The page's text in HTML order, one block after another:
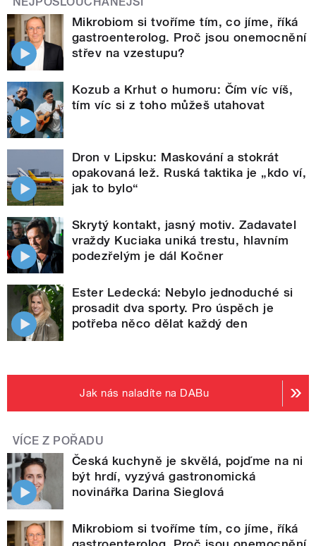
Mikrobiom si tvoříme tím, co jíme, říká
gastroenterolog. Proč jsou onemocnění
střev na vzestupu?
Kozub a Krhut o humoru: Čím víc víš,
tím víc si z toho můžeš utahovat
Dron v Lipsku: Maskování a stokrát
opakovaná lež. Ruská taktika je „kdo ví,
jak to bylo“
Skrytý kontakt, jasný motiv. Zadavatel
vraždy Kuciaka uniká trestu, hlavním
podezřelým je dál Kočner
Ester Ledecká: Nebylo jednoduché si
prosadit dva sporty. Pro úspěch je
potřeba něco dělat každý den
Jak nás naladíte na DABu
VÍCE Z POŘADU
Česká kuchyně je skvělá, pojďme na ni
být hrdí, vyzývá gastronomická
novinářka Darina Sieglová
Mikrobiom si tvoříme tím, co jíme, říká